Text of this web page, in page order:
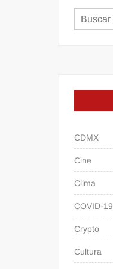
CDMX
Cine
Clima
COVID-19
Crypto
Cultura